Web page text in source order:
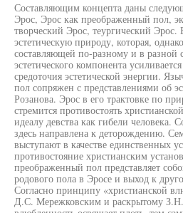
Составляющим концепта даны
Эрос, Эрос как преображенный пол,
творческий Эрос, теургический
эстетическую природу, которая,
составляющей по-разному и в разной
эстетического компонента
средоточия эстетической энергии.
пол сопряжен с представлениями об
Розанова. Эрос в его трактовке по
стремится противостоять
идеалу девства как гибели человека.
здесь направлена к деторождению.
выступают в качестве единственных
противостояние христианским
преображенный пол представляет
родового пола в Эросе и выход к
Согласно принципу «христианской
Д.С. Мережковским и раскрытому